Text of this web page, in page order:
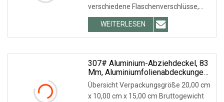
verschiedene Flaschenverschlüsse,
Kunststoffverschlüsse,
Metallschraubverschlüsse,
Edelstahldeckel,
Aluminiumverschlüsse, Glaskerzen
WEITERLESEN
307# Aluminium-Abziehdeckel, 83
Mm, Aluminiumfolienabdeckungen
Für Papier- Oder Plastikdosen
Übersicht Verpackungsgröße 20,00 cm
x 10,00 cm x 15,00 cm Bruttogewicht